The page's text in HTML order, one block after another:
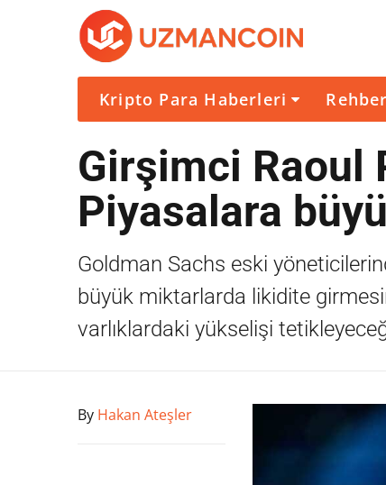
Kripto Para Haberleri Rehber
Girşimci Raoul
Piyasalara
Goldman Sachs eski
büyük miktarlarda likidite
varlıklardaki yükselişi
By Hakan Ateşler